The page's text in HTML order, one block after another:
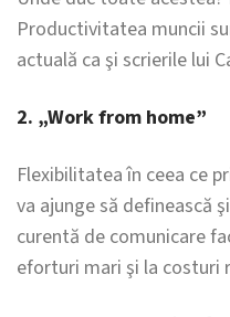
Productivitatea muncii
actuală ca şi scrierile lui
2. „Work from home”
Flexibilitatea în ceea ce
va ajunge să definească
curentă de comunicare
eforturi mari şi la costuri